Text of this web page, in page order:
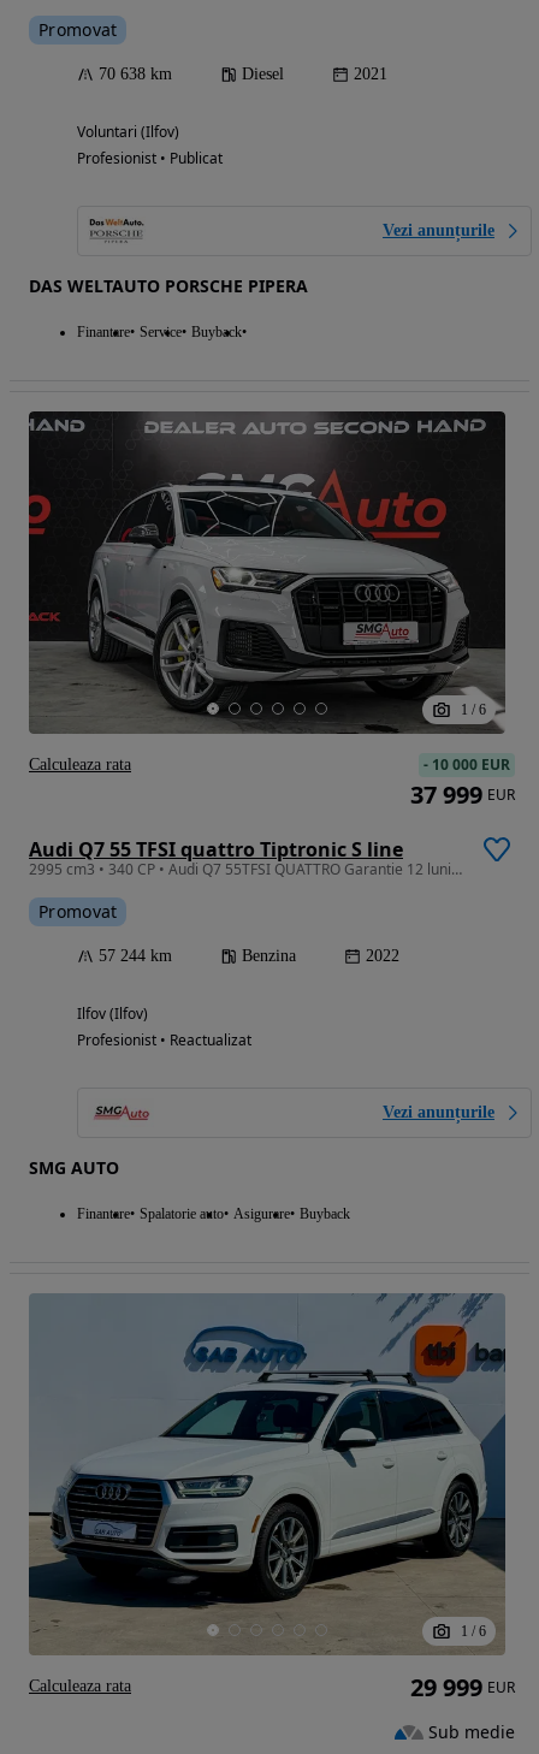
Promovat
70 638 km Diesel 2021
Voluntari (Ilfov)
Profesionist • Publicat
Vezi anunțurile
DAS WELTAUTO PORSCHE PIPERA
Finantare Service Buyback
1 / 6
Audi Q7 55 TFSI quattro Tiptronic S line
2995 cm3 • 340 CP • Audi Q7 55TFSI QUATTRO Garantie 12 luni / Finantare Auto / Credit Auto
Promovat
57 244 km Benzina 2022
Ilfov (Ilfov)
Profesionist • Reactualizat
Vezi anunțurile
SMG AUTO
Finantare Spalatorie auto Asigurare Buyback
- 10 000 EUR
37 999 EUR
Calculeaza rata
1 / 6
29 999 EUR
Sub medie
Calculeaza rata